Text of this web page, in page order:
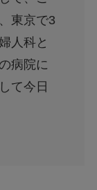
東京で3
人科と
病院に
て今日